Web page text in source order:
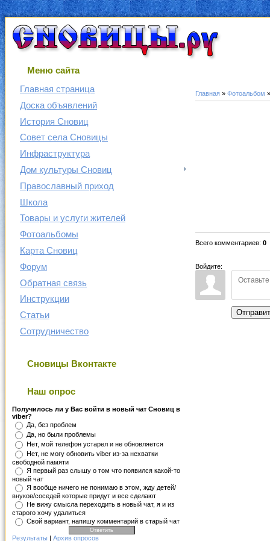
Меню сайта
Главная страница
Доска объявлений
История Сновиц
Совет села Сновицы
Инфраструктура
Дом культуры Сновиц
Православный приход
Школа
Товары и услуги жителей
Фотоальбомы
Карта Сновиц
Форум
Обратная связь
Инструкции
Статьи
Сотрудничество
Сновицы Вконтакте
Наш опрос
Получилось ли у Вас войти в новый чат Сновиц в
viber?
Да, без проблем
Да, но были проблемы
Нет, мой телефон устарел и не обновляется
Нет, не могу обновить viber из-за нехватки
свободной памяти
Я первый раз слышу о том что появился какой-то
новый чат
Я вообще ничего не понимаю в этом, жду детей/
внуков/соседей которые придут и все сделают
Не вижу смысла переходить в новый чат, я и из
старого хочу удалиться
Свой вариант, напишу комментарий в старый чат
Результаты | Архив опросов
Главная » Фотоальбом
Всего комментариев: 0
Войдите: